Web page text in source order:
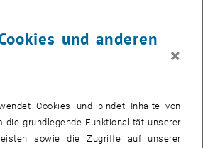
des Departments
und anderen
×
Cookies und bindet Inhalte von
die grundlegende Funktionalität unserer
sowie die Zugriffe auf unserer